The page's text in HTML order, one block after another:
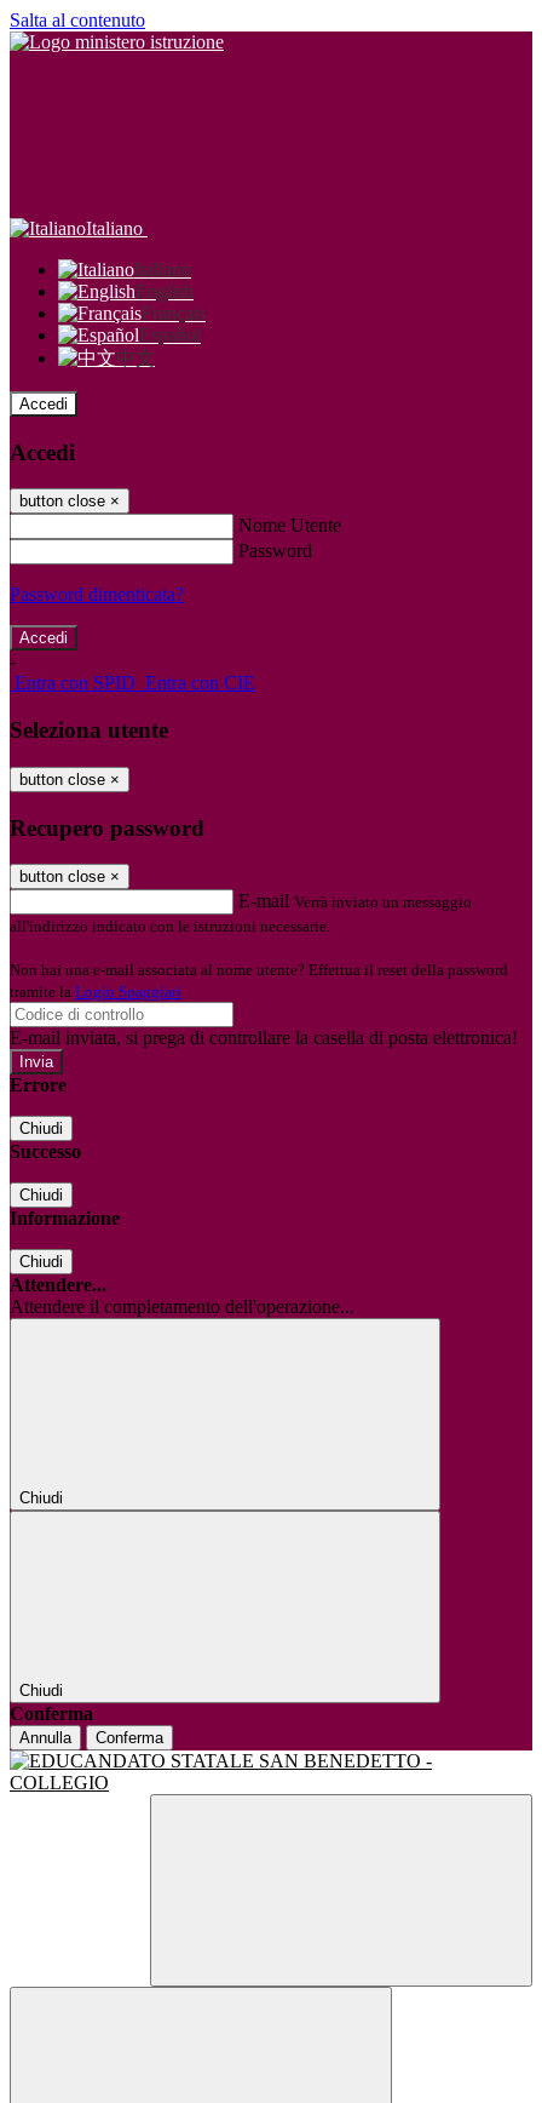
Salta al contenuto
Italiano
Italiano
English
Français
Español
中文
Accedi
Accedi
button close ×
Nome Utente
Password
Password dimenticata?
-
Entra con SPID Entra con CIE
Seleziona utente
button close ×
Recupero password
button close ×
E-mail Verrà inviato un messaggio
all'indirizzo indicato con le istruzioni necessarie.
Non hai una e-mail associata al nome utente? Effettua il reset della password
tramite la Login Spaggiari
E-mail inviata, si prega di controllare la casella di posta elettronica!
Errore
Chiudi
Successo
Chiudi
Informazione
Chiudi
Attendere...
Attendere il completamento dell'operazione...
Chiudi
Chiudi
Conferma
Annulla Conferma